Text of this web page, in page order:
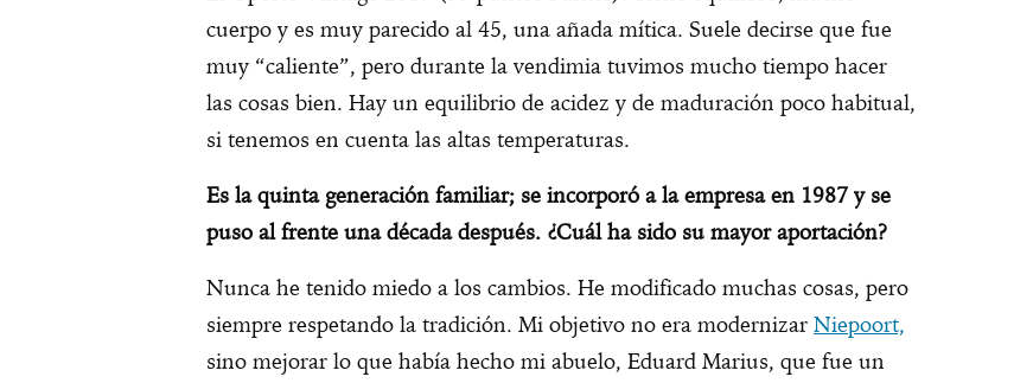
cuerpo y es muy parecido al 45, una añada mítica. Suele decirse que fue
muy “caliente”, pero durante la vendimia tuvimos mucho tiempo hacer
las cosas bien. Hay un equilibrio de acidez y de maduración poco habitual,
si tenemos en cuenta las altas temperaturas.
Es la quinta generación familiar; se incorporó a la empresa en 1987 y se
puso al frente una década después. ¿Cuál ha sido su mayor aportación?
Nunca he tenido miedo a los cambios. He modificado muchas cosas, pero
siempre respetando la tradición. Mi objetivo no era modernizar Niepoort,
sino mejorar lo que había hecho mi abuelo, Eduard Marius, que fue un